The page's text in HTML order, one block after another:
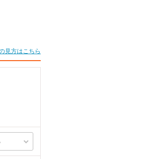
見方はこちら